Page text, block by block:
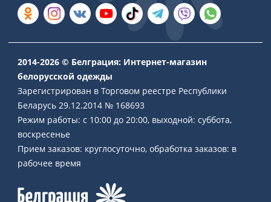
2014-2026 © Белграция: Интернет-магазин
белорусской одежды
Зарегистрирован в Торговом реестре Республики
Беларусь 29.12.2014 № 168693
Режим работы: с 10:00 до 20:00, выходной: суббота,
воскресенье
Прием заказов: круглосуточно, обработка заказов: в
рабочее время